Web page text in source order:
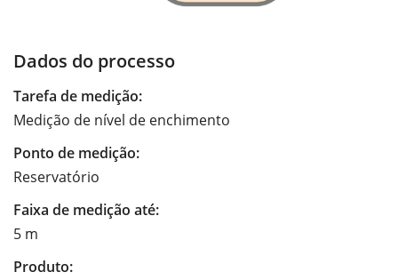
Dados do processo
Tarefa de medição:
Medição de nível de enchimento
Ponto de medição:
Reservatório
Faixa de medição até:
5 m
Produto: